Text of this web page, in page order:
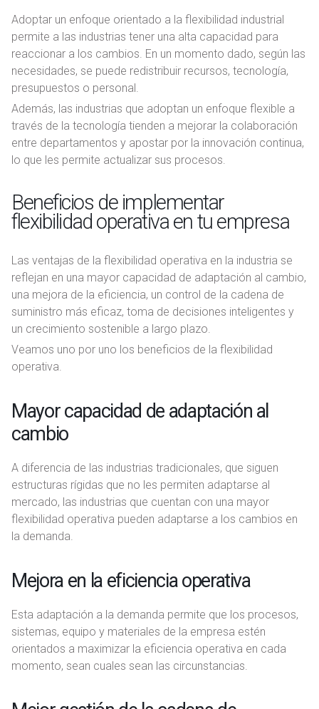
Adoptar un enfoque orientado a la flexibilidad industrial
permite a las industrias tener una alta capacidad para
reaccionar a los cambios. En un momento dado, según las
necesidades, se puede redistribuir recursos, tecnología,
presupuestos o personal.
Además, las industrias que adoptan un enfoque flexible a
través de la tecnología tienden a mejorar la colaboración
entre departamentos y apostar por la innovación continua,
lo que les permite actualizar sus procesos.
Beneficios de implementar
flexibilidad operativa en tu empresa
Las ventajas de la flexibilidad operativa en la industria se
reflejan en una mayor capacidad de adaptación al cambio,
una mejora de la eficiencia, un control de la cadena de
suministro más eficaz, toma de decisiones inteligentes y
un crecimiento sostenible a largo plazo.
Veamos uno por uno los beneficios de la flexibilidad
operativa.
Mayor capacidad de adaptación al
cambio
A diferencia de las industrias tradicionales, que siguen
estructuras rígidas que no les permiten adaptarse al
mercado, las industrias que cuentan con una mayor
flexibilidad operativa pueden adaptarse a los cambios en
la demanda.
Mejora en la eficiencia operativa
Esta adaptación a la demanda permite que los procesos,
sistemas, equipo y materiales de la empresa estén
orientados a maximizar la eficiencia operativa en cada
momento, sean cuales sean las circunstancias.